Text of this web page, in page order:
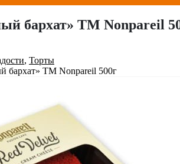
бархат» ТМ Nonpareil
, Торты
бархат» ТМ Nonpareil 500г